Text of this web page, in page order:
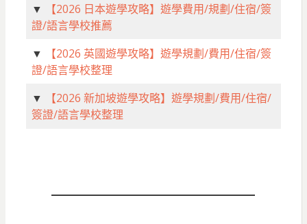
▼
【2026 日本遊學攻略】遊學費用/規劃/住宿/簽
證/語言學校推薦
▼
【2026 英國遊學攻略】遊學規劃/費用/住宿/簽
證/語言學校整理
▼
【2026 新加坡遊學攻略】遊學規劃/費用/住宿/
簽證/語言學校整理